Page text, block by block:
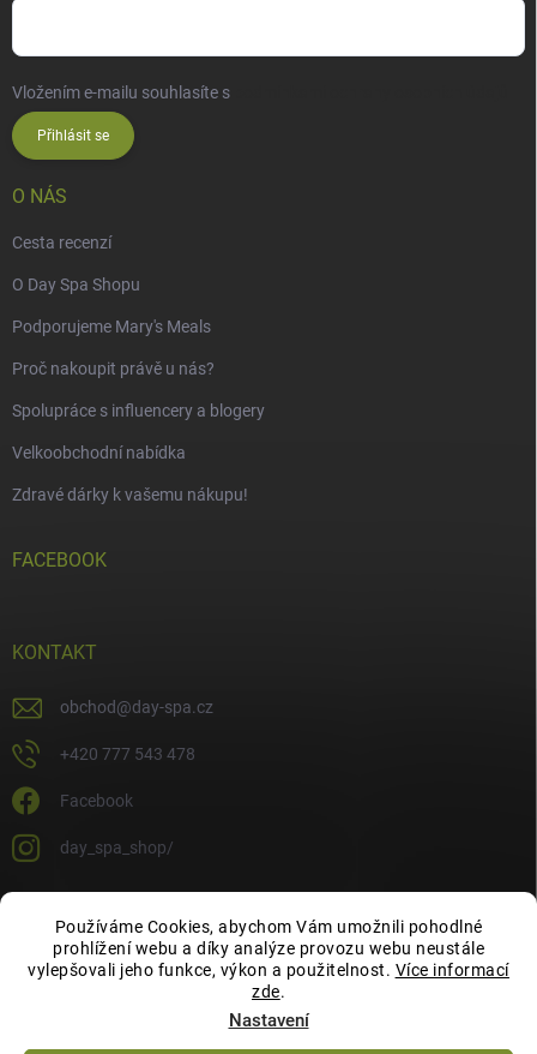
Používáme Cookies, abychom Vám umožnili pohodlné
prohlížení webu a díky analýze provozu webu neustále
vylepšovali jeho funkce, výkon a použitelnost. Více informací
zde.
Nastavení
Vložením e-mailu souhlasíte s
Přihlásit se
O NÁS
Cesta recenzí
O Day Spa Shopu
Podporujeme Mary's Meals
Proč nakoupit právě u nás?
Spolupráce s influencery a blogery
Velkoobchodní nabídka
Zdravé dárky k vašemu nákupu!
FACEBOOK
KONTAKT
obchod@day-spa.cz
+420 777 543 478
Facebook
day_spa_shop/
OCHRANA OSOBNÍCH ÚDAJŮ